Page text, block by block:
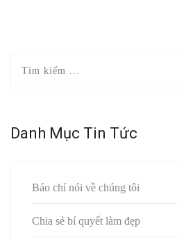
Danh Mục Tin Tức
Báo chí nói về chúng tôi
Chia sẻ bí quyết làm đẹp